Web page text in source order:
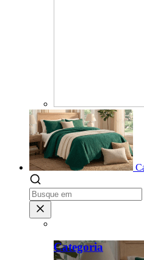
Categoria